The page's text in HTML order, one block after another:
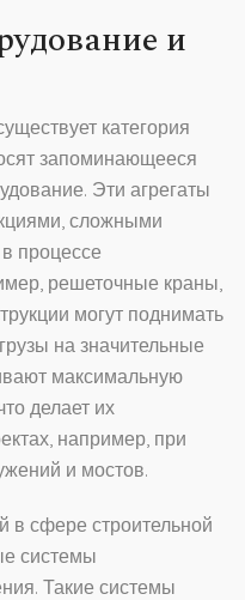
и
категория
запоминающееся
Эти агрегаты
сложными
процессе
решеточные краны,
могут поднимать
на значительные
максимальную
делает их
например, при
и мостов.
сфере строительной
системы
Такие системы